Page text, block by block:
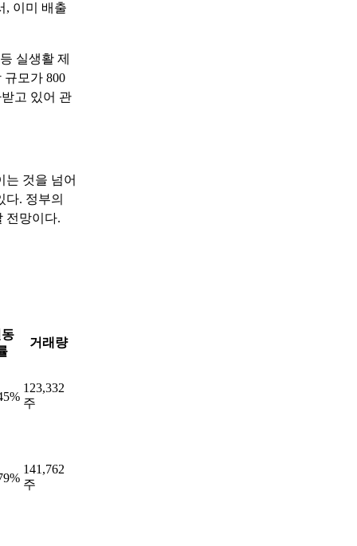
, 이미 배출
실생활 제
규모가 800
고 있어 관
는 것을 넘어
. 정부의
전망이다.
거래량
123,332
주
141,762
주